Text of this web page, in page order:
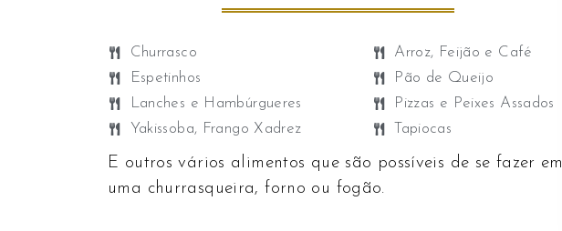
Churrasco
Espetinhos
Lanches e Hambúrgueres
Yakissoba, Frango Xadrez ​
Arroz, Feijão e Café
Pão de Queijo
Pizzas e Peixes Assados
Tapiocas
E outros vários alimentos que são possíveis de se fazer em
uma churrasqueira, forno ou fogão.